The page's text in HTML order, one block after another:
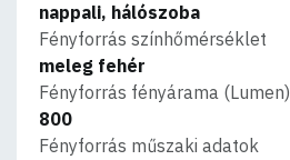
nappali, hálószoba
Fényforrás színhőmérséklet
meleg fehér
Fényforrás fényárama (Lumen)
800
Fényforrás műszaki adatok